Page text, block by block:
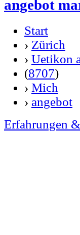
angebot
Start
› Zürich
› Uetikon
(8707)
› Mich
› angebot
Erfahrungen